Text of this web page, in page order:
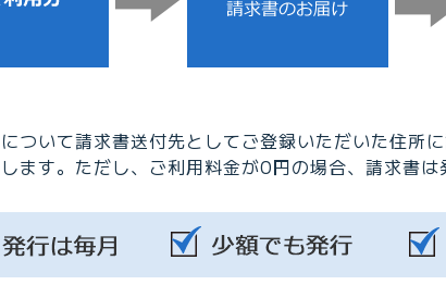
ついて請求書送付先としてご登録いただいた住所
ます。ただし、ご利用料金が0円の場合、請求書は